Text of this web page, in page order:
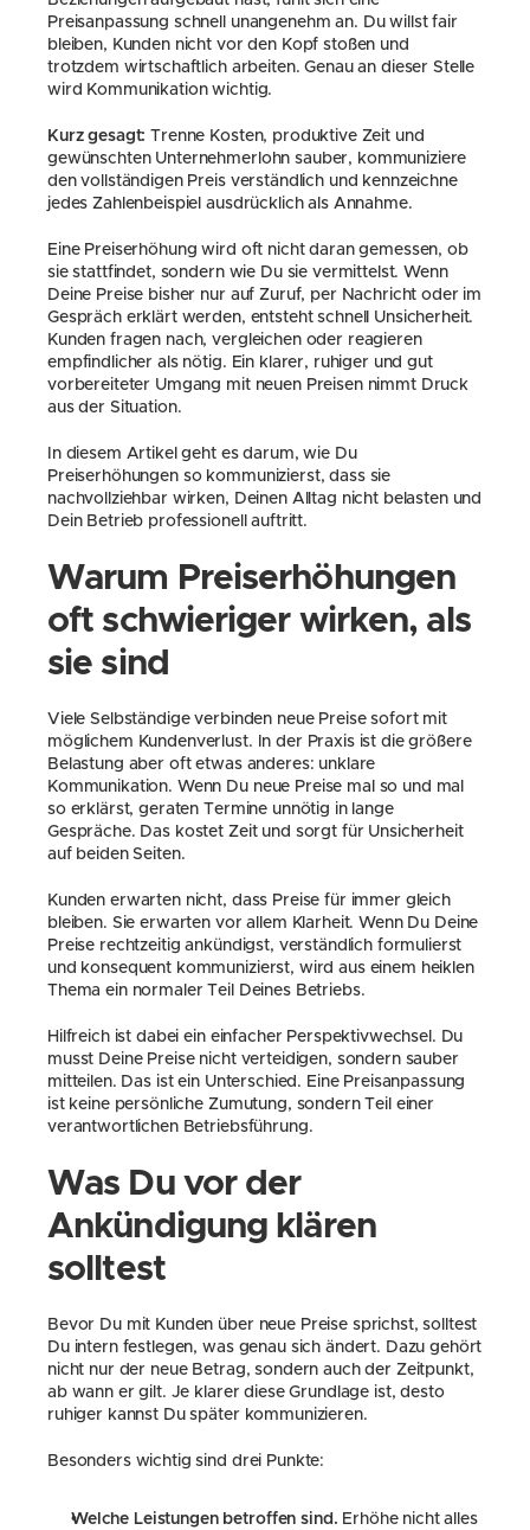
Preisanpassung schnell unangenehm an. Du willst fair
bleiben, Kunden nicht vor den Kopf stoßen und
trotzdem wirtschaftlich arbeiten. Genau an dieser Stelle
wird Kommunikation wichtig.
Kurz gesagt: Trenne Kosten, produktive Zeit und
gewünschten Unternehmerlohn sauber, kommuniziere
den vollständigen Preis verständlich und kennzeichne
jedes Zahlenbeispiel ausdrücklich als Annahme.
Eine Preiserhöhung wird oft nicht daran gemessen, ob
sie stattfindet, sondern wie Du sie vermittelst. Wenn
Deine Preise bisher nur auf Zuruf, per Nachricht oder im
Gespräch erklärt werden, entsteht schnell Unsicherheit.
Kunden fragen nach, vergleichen oder reagieren
empfindlicher als nötig. Ein klarer, ruhiger und gut
vorbereiteter Umgang mit neuen Preisen nimmt Druck
aus der Situation.
In diesem Artikel geht es darum, wie Du
Preiserhöhungen so kommunizierst, dass sie
nachvollziehbar wirken, Deinen Alltag nicht belasten und
Dein Betrieb professionell auftritt.
Warum Preiserhöhungen
oft schwieriger wirken, als
sie sind
Viele Selbständige verbinden neue Preise sofort mit
möglichem Kundenverlust. In der Praxis ist die größere
Belastung aber oft etwas anderes: unklare
Kommunikation. Wenn Du neue Preise mal so und mal
so erklärst, geraten Termine unnötig in lange
Gespräche. Das kostet Zeit und sorgt für Unsicherheit
auf beiden Seiten.
Kunden erwarten nicht, dass Preise für immer gleich
bleiben. Sie erwarten vor allem Klarheit. Wenn Du Deine
Preise rechtzeitig ankündigst, verständlich formulierst
und konsequent kommunizierst, wird aus einem heiklen
Thema ein normaler Teil Deines Betriebs.
Hilfreich ist dabei ein einfacher Perspektivwechsel. Du
musst Deine Preise nicht verteidigen, sondern sauber
mitteilen. Das ist ein Unterschied. Eine Preisanpassung
ist keine persönliche Zumutung, sondern Teil einer
verantwortlichen Betriebsführung.
Was Du vor der
Ankündigung klären
solltest
Bevor Du mit Kunden über neue Preise sprichst, solltest
Du intern festlegen, was genau sich ändert. Dazu gehört
nicht nur der neue Betrag, sondern auch der Zeitpunkt,
ab wann er gilt. Je klarer diese Grundlage ist, desto
ruhiger kannst Du später kommunizieren.
Besonders wichtig sind drei Punkte:
Welche Leistungen betroffen sind. Erhöhe nicht alles